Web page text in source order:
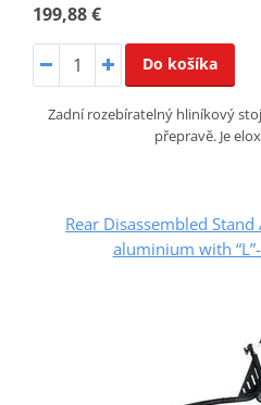
199,88 €
Do košíka
Zadní rozebíratelný hliníkový
přepravě. Je
Rear Disassembled Stand
aluminium with